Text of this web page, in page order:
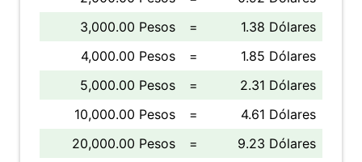
3,000.00 Pesos
=
1.38 Dólares
4,000.00 Pesos
=
1.85 Dólares
5,000.00 Pesos
=
2.31 Dólares
10,000.00 Pesos
=
4.61 Dólares
20,000.00 Pesos
=
9.23 Dólares